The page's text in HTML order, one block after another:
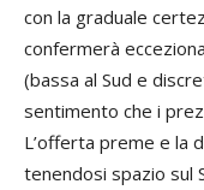
con la graduale
confermerà
(bassa al Sud e
sentimento che i
L’offerta preme e la
tenendosi spazio sul